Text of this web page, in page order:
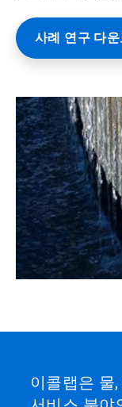
사례 연구 다
이콜랩은 물